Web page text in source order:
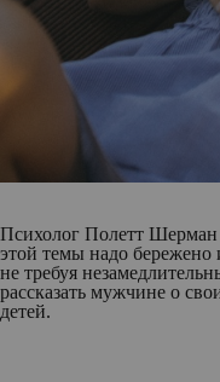
Психолог Полетт Шерман
этой темы надо бережено
не требуя
рассказать мужчине о
детей.